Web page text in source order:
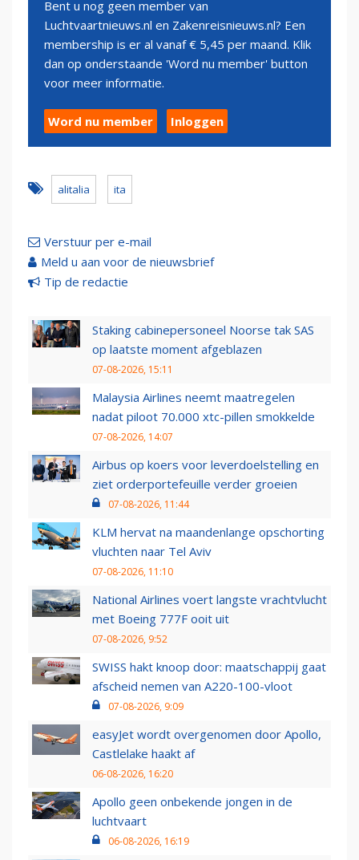
Bent u nog geen member van
Luchtvaartnieuws.nl en Zakenreisnieuws.nl? Een
membership is er al vanaf € 5,45 per maand. Klik
dan op onderstaande 'Word nu member' button
voor meer informatie.
Word nu member Inloggen
alitalia ita
Verstuur per e-mail
Meld u aan voor de nieuwsbrief
Tip de redactie
Staking cabinepersoneel Noorse tak SAS
op laatste moment afgeblazen
07-08-2026, 15:11
Malaysia Airlines neemt maatregelen
nadat piloot 70.000 xtc-pillen smokkelde
07-08-2026, 14:07
Airbus op koers voor leverdoelstelling en
ziet orderportefeuille verder groeien
07-08-2026, 11:44
KLM hervat na maandenlange opschorting
vluchten naar Tel Aviv
07-08-2026, 11:10
National Airlines voert langste vrachtvlucht
met Boeing 777F ooit uit
07-08-2026, 9:52
SWISS hakt knoop door: maatschappij gaat
afscheid nemen van A220-100-vloot
07-08-2026, 9:09
easyJet wordt overgenomen door Apollo,
Castlelake haakt af
06-08-2026, 16:20
Apollo geen onbekende jongen in de
luchtvaart
06-08-2026, 16:19